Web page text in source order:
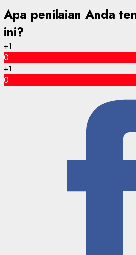
Apa penilaian Anda
ini?
+1
0
+1
0